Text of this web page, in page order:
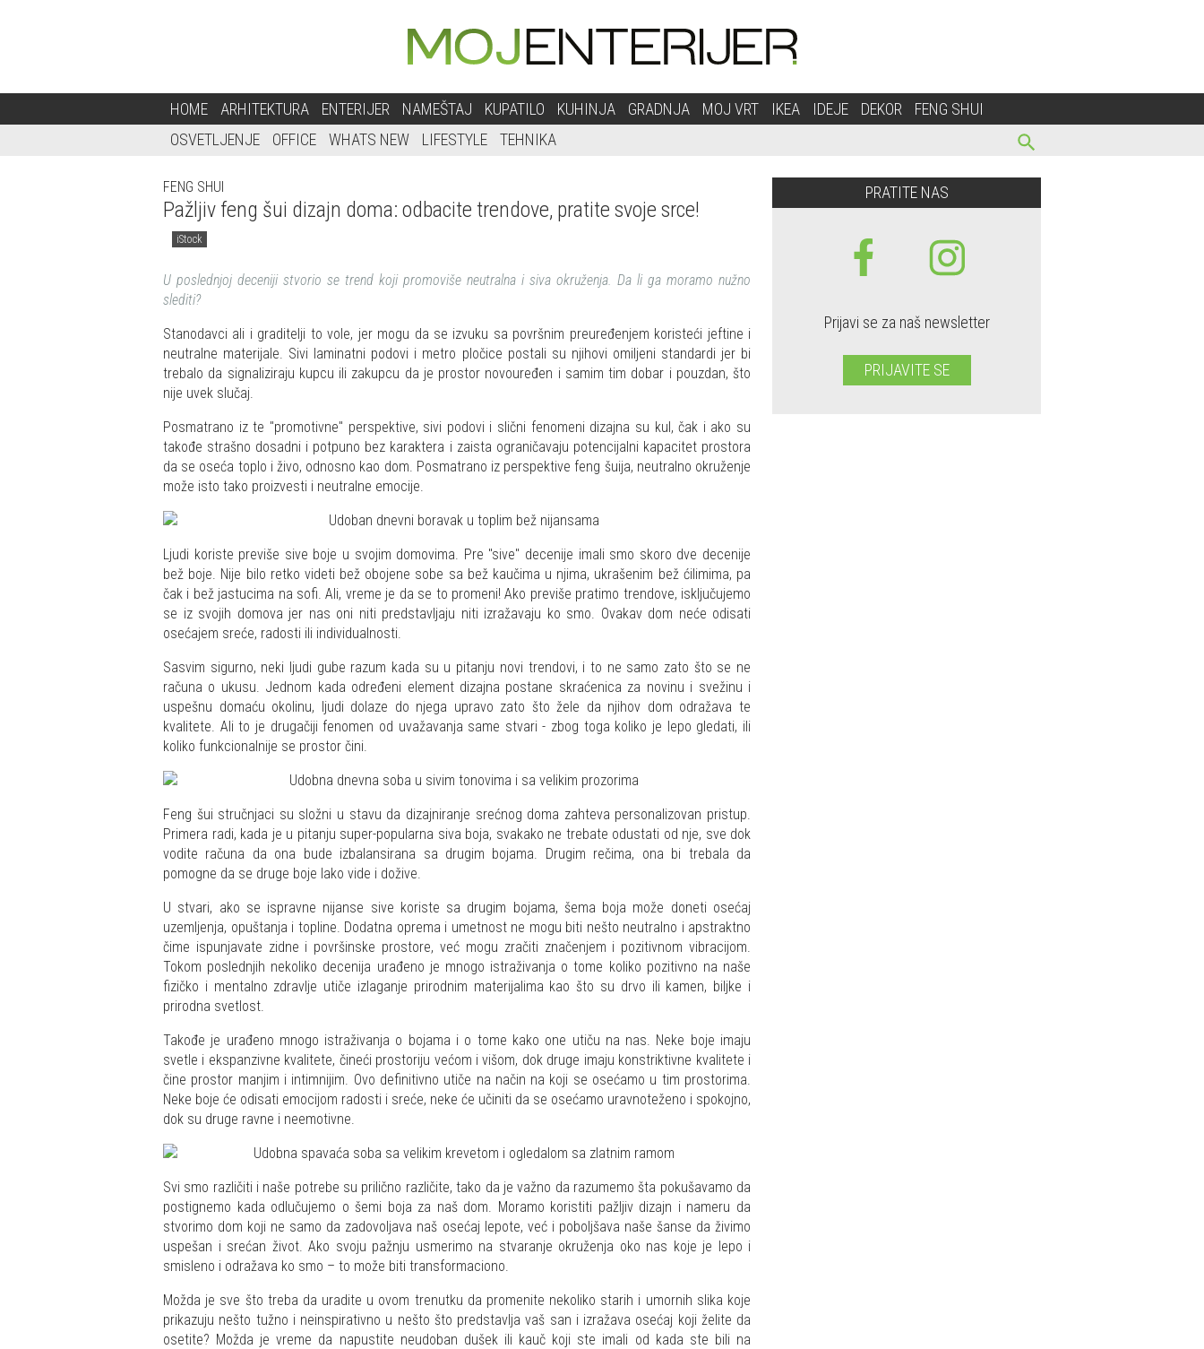
HOME ARHITEKTURA ENTERIJER NAMEŠTAJ KUPATILO KUHINJA GRADNJA MOJ VRT IKEA IDEJE DEKOR
FENG SHUI
OSVETLJENJE
OFFICE WHATS NEW LIFESTYLE TEHNIKA
FENG SHUI
Pažljiv feng šui dizajn doma: odbacite trendove, pratite svoje srce!
iStock
U poslednjoj deceniji stvorio se trend koji promoviše neutralna i siva okruženja. Da li ga moramo nužno
slediti?
Stanodavci ali i graditelji to vole, jer mogu da se izvuku sa površnim preuređenjem koristeći jeftine i
neutralne materijale. Sivi laminatni podovi i metro pločice postali su njihovi omiljeni standardi jer bi
trebalo da signaliziraju kupcu ili zakupcu da je prostor novouređen i samim tim dobar i pouzdan, što
nije uvek slučaj.
Posmatrano iz te "promotivne" perspektive, sivi podovi i slični fenomeni dizajna su kul, čak i ako su
takođe strašno dosadni i potpuno bez karaktera i zaista ograničavaju potencijalni kapacitet prostora
da se oseća toplo i živo, odnosno kao dom. Posmatrano iz perspektive feng šuija, neutralno okruženje
može isto tako proizvesti i neutralne emocije.
Ljudi koriste previše sive boje u svojim domovima. Pre "sive" decenije imali smo skoro dve decenije
bež boje. Nije bilo retko videti bež obojene sobe sa bež kaučima u njima, ukrašenim bež ćilimima, pa
čak i bež jastucima na sofi. Ali, vreme je da se to promeni! Ako previše pratimo trendove, isključujemo
se iz svojih domova jer nas oni niti predstavljaju niti izražavaju ko smo. Ovakav dom neće odisati
osećajem sreće, radosti ili individualnosti.
Sasvim sigurno, neki ljudi gube razum kada su u pitanju novi trendovi, i to ne samo zato što se ne
računa o ukusu. Jednom kada određeni element dizajna postane skraćenica za novinu i svežinu i
uspešnu domaću okolinu, ljudi dolaze do njega upravo zato što žele da njihov dom odražava te
kvalitete. Ali to je drugačiji fenomen od uvažavanja same stvari - zbog toga koliko je lepo gledati, ili
koliko funkcionalnije se prostor čini.
Feng šui stručnjaci su složni u stavu da dizajniranje srećnog doma zahteva personalizovan pristup.
Primera radi, kada je u pitanju super-popularna siva boja, svakako ne trebate odustati od nje, sve dok
vodite računa da ona bude izbalansirana sa drugim bojama. Drugim rečima, ona bi trebala da
pomogne da se druge boje lako vide i dožive.
U stvari, ako se ispravne nijanse sive koriste sa drugim bojama, šema boja može doneti osećaj
uzemljenja, opuštanja i topline. Dodatna oprema i umetnost ne mogu biti nešto neutralno i apstraktno
čime ispunjavate zidne i površinske prostore, već mogu zračiti značenjem i pozitivnom vibracijom.
Tokom poslednjih nekoliko decenija urađeno je mnogo istraživanja o tome koliko pozitivno na naše
fizičko i mentalno zdravlje utiče izlaganje prirodnim materijalima kao što su drvo ili kamen, biljke i
prirodna svetlost.
Takođe je urađeno mnogo istraživanja o bojama i o tome kako one utiču na nas. Neke boje imaju
svetle i ekspanzivne kvalitete, čineći prostoriju većom i višom, dok druge imaju konstriktivne kvalitete i
čine prostor manjim i intimnijim. Ovo definitivno utiče na način na koji se osećamo u tim prostorima.
Neke boje će odisati emocijom radosti i sreće, neke će učiniti da se osećamo uravnoteženo i spokojno,
dok su druge ravne i neemotivne.
Svi smo različiti i naše potrebe su prilično različite, tako da je važno da razumemo šta pokušavamo da
postignemo kada odlučujemo o šemi boja za naš dom. Moramo koristiti pažljiv dizajn i nameru da
stvorimo dom koji ne samo da zadovoljava naš osećaj lepote, već i poboljšava naše šanse da živimo
uspešan i srećan život. Ako svoju pažnju usmerimo na stvaranje okruženja oko nas koje je lepo i
smisleno i odražava ko smo – to može biti transformaciono.
Možda je sve što treba da uradite u ovom trenutku da promenite nekoliko starih i umornih slika koje
prikazuju nešto tužno i neinspirativno u nešto što predstavlja vaš san i izražava osećaj koji želite da
osetite? Možda je vreme da napustite neudoban dušek ili kauč koji ste imali od kada ste bili na
PRATITE NAS
Prijavi se za naš newsletter
PRIJAVITE SE